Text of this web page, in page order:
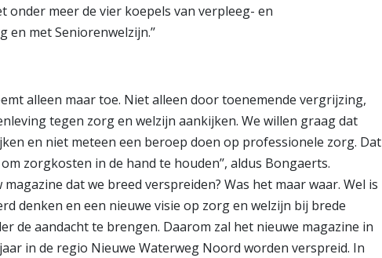
onder meer de vier koepels van verpleeg- en
met Seniorenwelzijn.’’
alleen maar toe. Niet alleen door toenemende vergrijzing,
tegen zorg en welzijn aankijken. We willen graag dat
en niet meteen een beroep doen op professionele zorg. Dat
zorgkosten in de hand te houden’’, aldus Bongaerts.
dat we breed verspreiden? Was het maar waar. Wel is
denken en een nieuwe visie op zorg en welzijn bij brede
de aandacht te brengen. Daarom zal het nieuwe magazine in
in de regio Nieuwe Waterweg Noord worden verspreid. In